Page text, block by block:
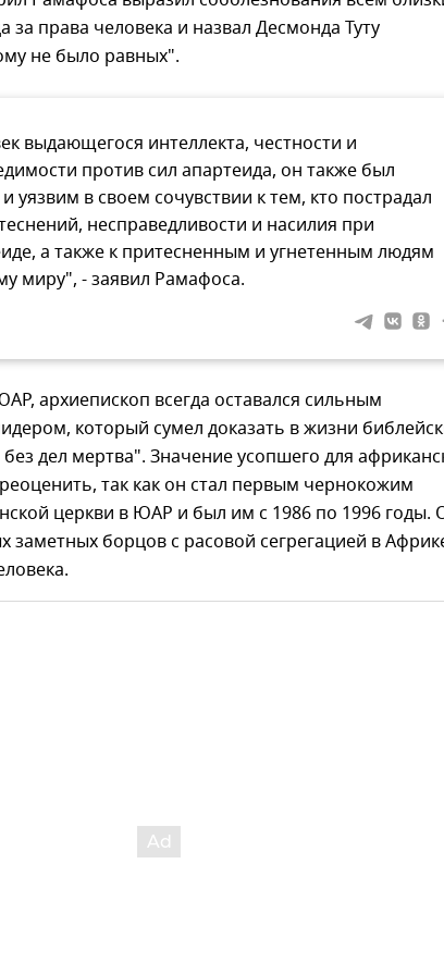
за права человека и назвал Десмонда Туту
не было равных".
выдающегося интеллекта, честности и
против сил апартеида, он также был
уязвим в своем сочувствии к тем, кто пострадал
несправедливости и насилия при
а также к притесненным и угнетенным людям
миру", - заявил Рамафоса.
архиепископ всегда оставался сильным
который сумел доказать в жизни
дел мертва". Значение усопшего для
так как он стал первым чернокожим
церкви в ЮАР и был им с 1986 по 1996 годы.
заметных борцов с расовой сегрегацией в